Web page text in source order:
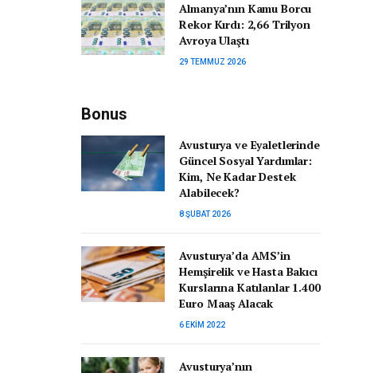
Almanya’nın Kamu Borcu
Rekor Kırdı: 2,66 Trilyon
Avroya Ulaştı
29 TEMMUZ 2026
Bonus
Avusturya ve Eyaletlerinde
Güncel Sosyal Yardımlar:
Kim, Ne Kadar Destek
Alabilecek?
8 ŞUBAT 2026
Avusturya’da AMS’in
Hemşirelik ve Hasta Bakıcı
Kurslarına Katılanlar 1.400
Euro Maaş Alacak
6 EKIM 2022
Avusturya’nın